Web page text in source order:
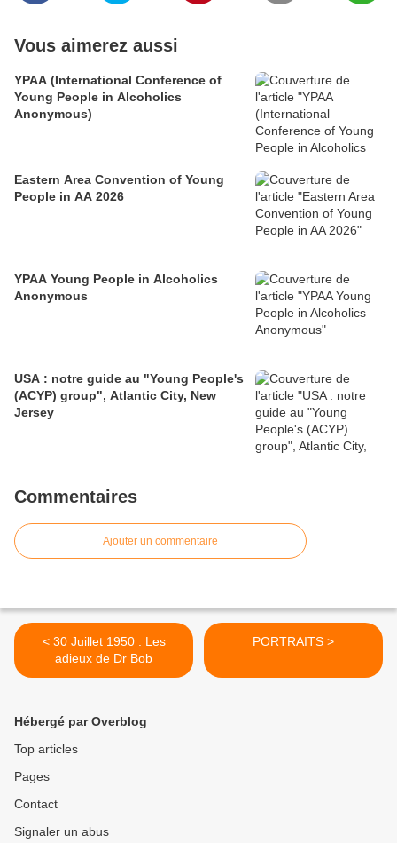
Vous aimerez aussi
YPAA (International Conference of
Young People in Alcoholics
Anonymous)
Eastern Area Convention of Young
People in AA 2026
YPAA Young People in Alcoholics
Anonymous
USA : notre guide au "Young People's
(ACYP) group", Atlantic City, New
Jersey
Commentaires
Ajouter un commentaire
< 30 Juillet 1950 : Les
adieux de Dr Bob
PORTRAITS >
Hébergé par Overblog
Top articles
Pages
Contact
Signaler un abus